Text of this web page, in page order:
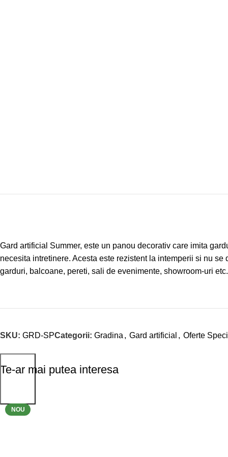
Gard artificial Summer, este un panou decorativ care imita
necesita intretinere. Acesta este rezistent la intemperii si nu
garduri, balcoane, pereti, sali de evenimente, showroom-uri
SKU: GRD-SPCategorii: Gradina , Gard artificial , Oferte
Te-ar mai putea interesa
NOU